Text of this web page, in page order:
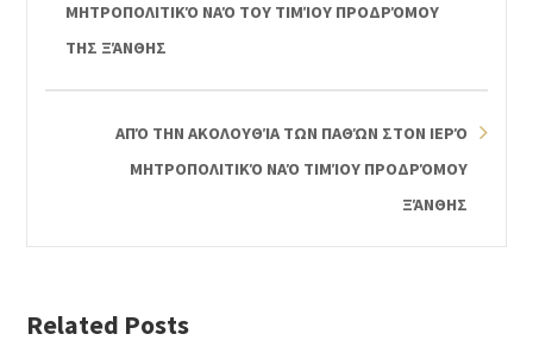
ΜΗΤΡΟΠΟΛΙΤΙΚΌ ΝΑΌ ΤΟΥ ΤΙΜΊΟΥ ΠΡΟΔΡΌΜΟΥ
ΤΗΣ ΞΆΝΘΗΣ
ΑΠΌ ΤΗΝ ΑΚΟΛΟΥΘΊΑ ΤΩΝ ΠΑΘΏΝ ΣΤΟΝ ΙΕΡΌ
ΜΗΤΡΟΠΟΛΙΤΙΚΌ ΝΑΌ ΤΙΜΊΟΥ ΠΡΟΔΡΌΜΟΥ
ΞΆΝΘΗΣ
Related Posts